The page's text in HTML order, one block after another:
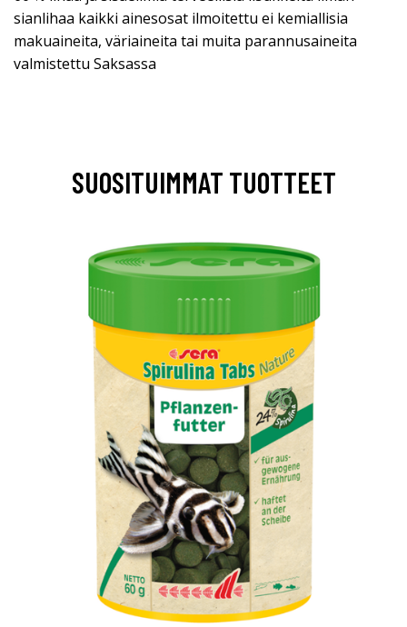
sianlihaa kaikki ainesosat ilmoitettu ei kemiallisia
makuaineita, väriaineita tai muita parannusaineita
valmistettu Saksassa
SUOSITUIMMAT TUOTTEET